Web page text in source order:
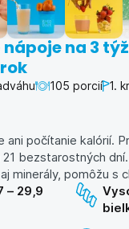
na 3
105 porcií 1.
ani počítanie kalórií.
bezstarostných
minerály, pomôžu s
– 29,9